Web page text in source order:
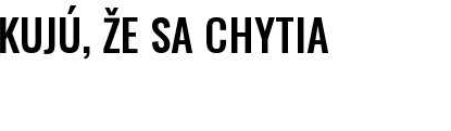
ŽE SA CHYTIA